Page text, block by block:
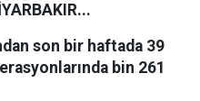
son bir haftada 39
bin 261